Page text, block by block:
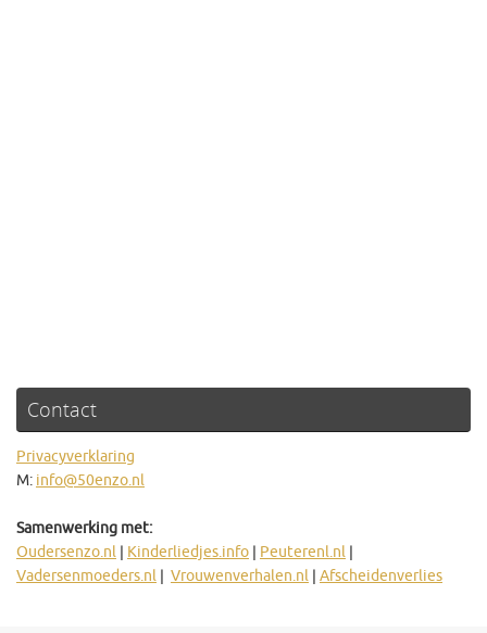
Contact
Privacyverklaring
M: info@50enzo.nl
Samenwerking met:
Oudersenzo.nl | Kinderliedjes.info | Peuterenl.nl |
Vadersenmoeders.nl | Vrouwenverhalen.nl | Afscheidenverlies